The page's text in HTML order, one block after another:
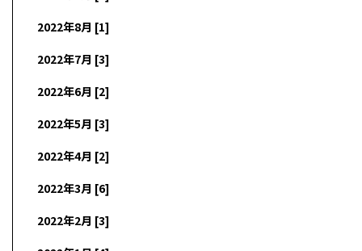
2022年8月 [1]
2022年7月 [3]
2022年6月 [2]
2022年5月 [3]
2022年4月 [2]
2022年3月 [6]
2022年2月 [3]